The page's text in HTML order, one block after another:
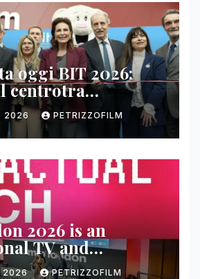
oggi BIT 2026:
centrotra
e business
2026 PETRIZZOFILM
2026 is an
TV and
content market
2026 PETRIZZOFILM